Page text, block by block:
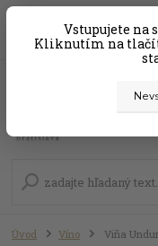
Vstupujete na
Kliknutím na
+421 (0) 31 56 25 377-8
Úvod Víno Viña